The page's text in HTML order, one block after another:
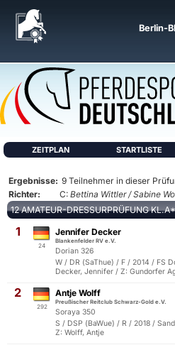
Berlin-
ZEITPLAN STARTLISTE
Ergebnisse: 9 Teilnehmer in dieser
Richter:
C: Bettina Wittler / Sabine
12 AMATEUR-DRESSURPRÜFUNG
1
24
Jennifer Decker
Blankenfelder RV e.V.
Dorian 326
W / DR (SaThue) / F / 2014 / FS
Decker, Jennifer / Z: Gundorfer
2
292
Antje Wolff
Preußischer Reitclub Schwarz-Gold e.V.
Soraya 350
S / DSP (BaWue) / R / 2018 /
Z: Wolff, Antje